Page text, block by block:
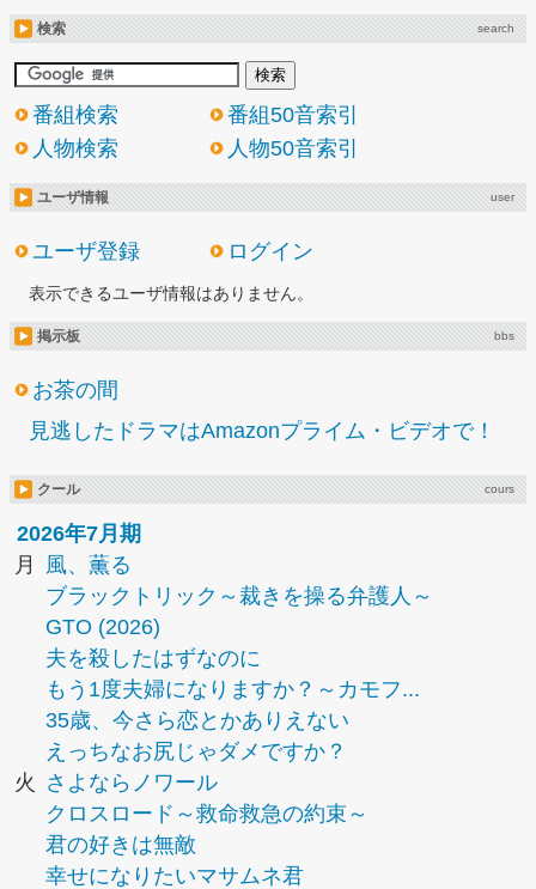
検索 search
番組検索
番組50音索引
人物検索
人物50音索引
ユーザ情報 user
ユーザ登録 ログイン
表示できるユーザ情報はありません。
掲示板 bbs
お茶の間
見逃したドラマはAmazonプライム・ビデオで！
クール cours
2026年7月期
月
風、薫る
ブラックトリック～裁きを操る弁護人～
GTO (2026)
夫を殺したはずなのに
もう1度夫婦になりますか？～カモフ...
35歳、今さら恋とかありえない
えっちなお尻じゃダメですか？
火
さよならノワール
クロスロード～救命救急の約束～
君の好きは無敵
幸せになりたいマサムネ君